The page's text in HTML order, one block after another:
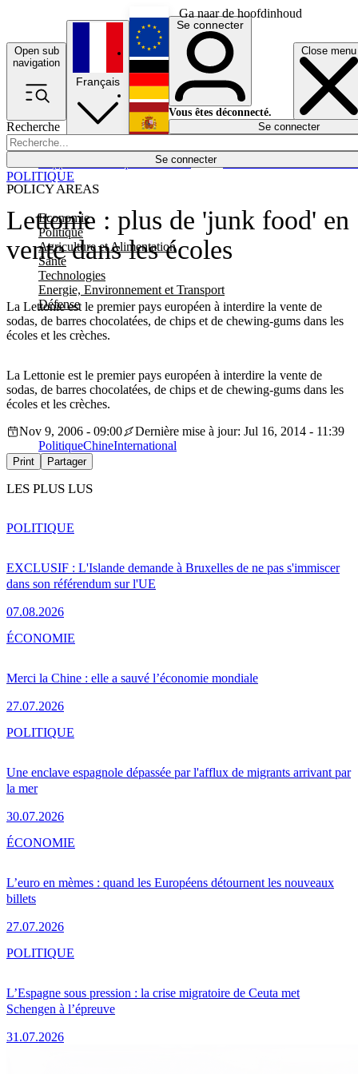
Ga naar de hoofdinhoud
Open sub
navigation
Close menu
Recherche
Se connecter
POLICY AREAS
Economie
Politique
Agriculture et Alimentation
Santé
Technologies
Energie, Environnement et Transport
Défense
Économie
Français
English
Deutsch
Español
Se connecter
Vous êtes déconnecté.
Se connecter
Lettonie : plus de 'junk food' en
vente dans les écoles
La Lettonie est le premier pays européen à interdire la vente de
sodas, de barres chocolatées, de chips et de chewing-gums dans les
écoles et les crèches.
POLITIQUE
La Lettonie est le premier pays européen à interdire la vente de
sodas, de barres chocolatées, de chips et de chewing-gums dans les
écoles et les crèches.
Nov 9, 2006 - 09:00
Dernière mise à jour: Jul 16, 2014 - 11:39
PolitiqueChineInternational
Print Partager
LES PLUS LUS
EXCLUSIF : L'Islande demande à Bruxelles de ne pas s'immiscer
dans son référendum sur l'UE
07.08.2026
POLITIQUE
Merci la Chine : elle a sauvé l’économie mondiale
27.07.2026
ÉCONOMIE
Une enclave espagnole dépassée par l'afflux de migrants arrivant par
la mer
30.07.2026
POLITIQUE
L’euro en mèmes : quand les Européens détournent les nouveaux
billets
27.07.2026
ÉCONOMIE
L’Espagne sous pression : la crise migratoire de Ceuta met
Schengen à l’épreuve
31.07.2026
POLITIQUE